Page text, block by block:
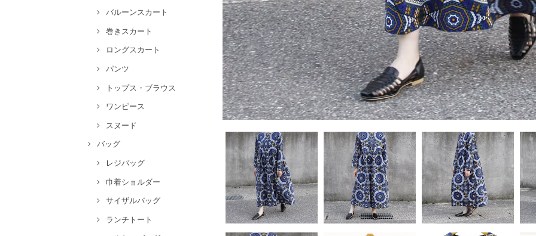
バルーンスカート
巻きスカート
ロングスカート
パンツ
トップス・ブラウス
ワンピース
スヌード
バッグ
レジバッグ
巾着ショルダー
サイザルバッグ
ランチトート